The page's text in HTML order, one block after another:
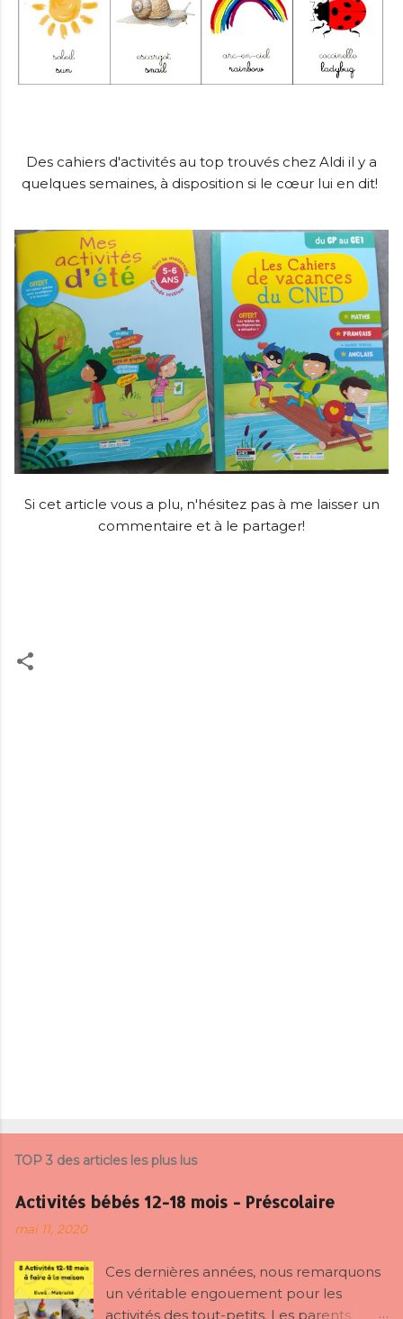
Des cahiers d'activités au top trouvés chez Aldi il y a
quelques semaines, à disposition si le cœur lui en dit!
Si cet article vous a plu, n'hésitez pas à me laisser un
commentaire et à le partager!
TOP 3 des articles les plus lus
Activités bébés 12-18 mois - Préscolaire
mai 11, 2020
Ces dernières années, nous remarquons
un véritable engouement pour les
activités des tout-petits. Les parents